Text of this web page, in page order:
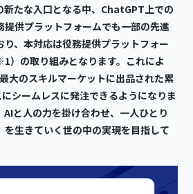
新たな入口となる中、ChatGPT上での
提供プラットフォームでも一部の先進
り、本対応は役務提供プラットフォー
）の取り組みとなります。これによ
大のスキルマーケットに出品された累
シームレスに発注できるようになりま
と人の力を掛け合わせ、一人ひとり
を生きていく世の中の実現を目指して